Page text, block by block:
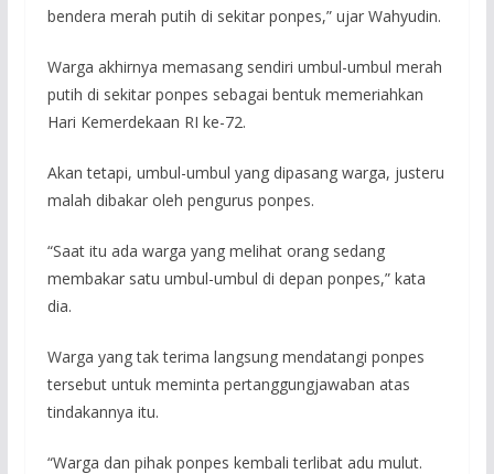
bendera merah putih di sekitar ponpes,” ujar Wahyudin.
Warga akhirnya memasang sendiri umbul-umbul merah
putih di sekitar ponpes sebagai bentuk memeriahkan
Hari Kemerdekaan RI ke-72.
Akan tetapi, umbul-umbul yang dipasang warga, justeru
malah dibakar oleh pengurus ponpes.
“Saat itu ada warga yang melihat orang sedang
membakar satu umbul-umbul di depan ponpes,” kata
dia.
Warga yang tak terima langsung mendatangi ponpes
tersebut untuk meminta pertanggungjawaban atas
tindakannya itu.
“Warga dan pihak ponpes kembali terlibat adu mulut.